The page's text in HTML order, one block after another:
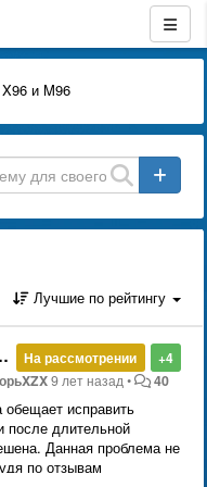
и M96
Лучшие по рейтингу
+4
На рассмотрении
9 лет назад• 40
исправить
после длительной
Данная проблема не
по отзывам